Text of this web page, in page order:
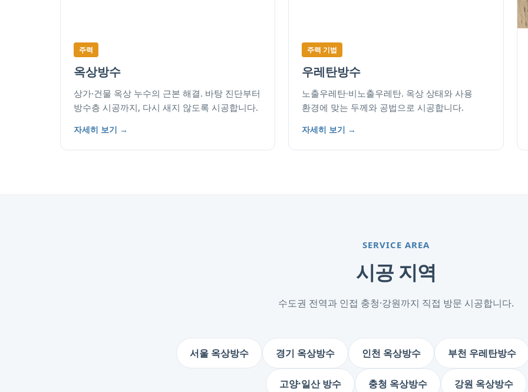
주력
옥상방수
상가·건물 옥상 누수의 근본 해결. 바탕 진단부터
방수층 시공까지, 다시 새지 않도록 시공합니다.
자세히 보기 →
주력 기법
우레탄방수
노출우레탄·비노출우레탄. 옥상 상태와 사용
환경에 맞는 두께와 공법으로 시공합니다.
자세히 보기 →
SERVICE AREA
시공 지역
수도권 전역과 인접 충청·강원까지 직접 방문 시공합니다.
서울 옥상방수 경기 옥상방수 인천 옥상방수 부천 우레탄방수
고양·일산 방수 충청 옥상방수 강원 옥상방수